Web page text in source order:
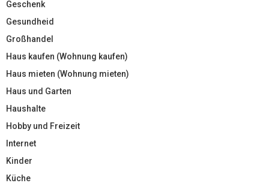
Geschenk
Gesundheid
Großhandel
Haus kaufen (Wohnung kaufen)
Haus mieten (Wohnung mieten)
Haus und Garten
Haushalte
Hobby und Freizeit
Internet
Kinder
Küche